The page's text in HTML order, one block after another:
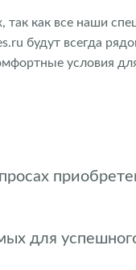
как все наши
будут всегда
условия
для